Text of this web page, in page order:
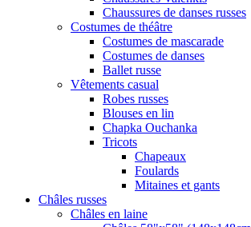
Chaussures de danses russes
Costumes de théâtre
Costumes de mascarade
Costumes de danses
Ballet russe
Vêtements casual
Robes russes
Blouses en lin
Chapka Ouchanka
Tricots
Chapeaux
Foulards
Mitaines et gants
Châles russes
Châles en laine